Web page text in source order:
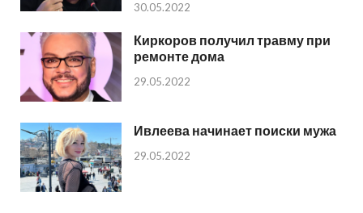
30.05.2022
Киркоров получил травму при
ремонте дома
29.05.2022
Ивлеева начинает поиски мужа
29.05.2022